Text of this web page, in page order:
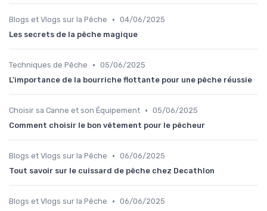
Blogs et Vlogs sur la Pêche • 04/06/2025
Les secrets de la pêche magique
Techniques de Pêche • 05/06/2025
L'importance de la bourriche flottante pour une pêche réussie
Choisir sa Canne et son Équipement • 05/06/2025
Comment choisir le bon vêtement pour le pêcheur
Blogs et Vlogs sur la Pêche • 06/06/2025
Tout savoir sur le cuissard de pêche chez Decathlon
Blogs et Vlogs sur la Pêche • 06/06/2025